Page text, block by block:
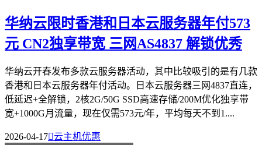
华纳云限时香港和日本云服务器年付573
元 CN2独享带宽 三网AS4837 解锁优秀
华纳云开春发布多款云服务器活动，其中比较吸引的是有几款
香港和日本云服务器年付活动。日本云服务器三网4837直连，
低延迟+全解锁，2核2G/50G SSD高速存储/200M优化独享带
宽+1000G月流量，现在仅需573元/年，平均每天不到1....
2026-04-17云主机优惠